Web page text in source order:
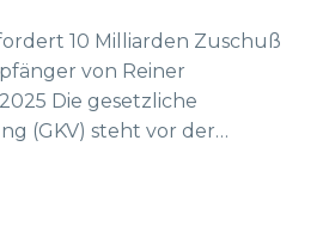
10 Milliarden Zuschuß
von Reiner
Die gesetzliche
(GKV) steht vor der…